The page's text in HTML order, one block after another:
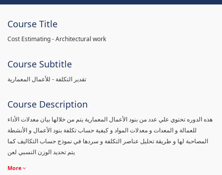
Course Title
Cost Estimating - Architectural work
Course Subtitle
تقدير التكلفة - للأعمال المعمارية
Course Description
هذه الدوره تحتوي علي عدد من بنود الأعمال المعمارية يتم من خلالها بيان معدلات الأداء
للعمالة و المعدات و معدلات المواد و كيفية حساب تكلفة بنود الأعمال و الأنشطة
المصاحبة لها و طريقة تحليل عناصر التكلفة و سردها في نموذج حساب التكاليف كما
يتم تحديد الوزن النسبي لعن
More